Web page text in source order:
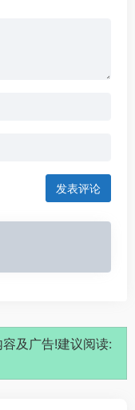
发表评论
及广告!建议阅读: